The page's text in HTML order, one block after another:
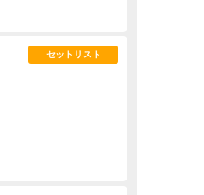
セットリスト